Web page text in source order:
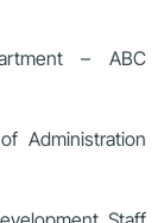
– ABC
Administration